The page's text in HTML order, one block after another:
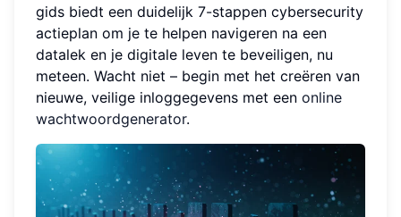
gids biedt een duidelijk 7-stappen cybersecurity
actieplan om je te helpen navigeren na een
datalek en je digitale leven te beveiligen, nu
meteen. Wacht niet – begin met het creëren van
nieuwe, veilige inloggegevens met een online
wachtwoordgenerator.